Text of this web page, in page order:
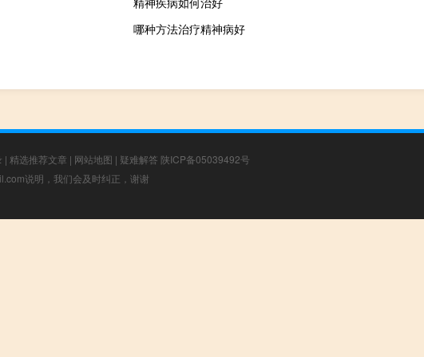
哪种方法治疗精神病好
| 精选推荐文章 | 网站地图 | 疑难解答 陕ICP备05039492号
说明，我们会及时纠正，谢谢